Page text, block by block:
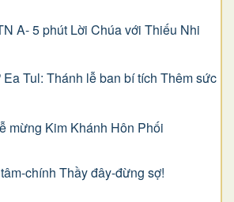
A- 5 phút Lời Chúa với Thiếu Nhi
Tul: Thánh lễ ban bí tích Thêm sức
mừng Kim Khánh Hôn Phối
chính Thầy đây-đừng sợ!